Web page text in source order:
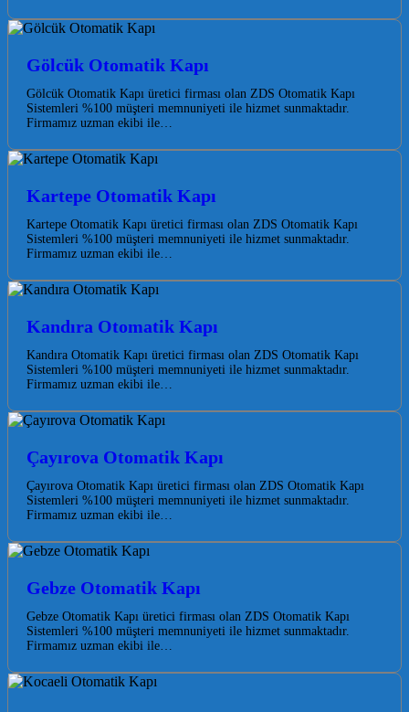
Gölcük Otomatik Kapı
Gölcük Otomatik Kapı üretici firması olan ZDS Otomatik Kapı
Sistemleri %100 müşteri memnuniyeti ile hizmet sunmaktadır.
Firmamız uzman ekibi ile…
Kartepe Otomatik Kapı
Kartepe Otomatik Kapı üretici firması olan ZDS Otomatik Kapı
Sistemleri %100 müşteri memnuniyeti ile hizmet sunmaktadır.
Firmamız uzman ekibi ile…
Kandıra Otomatik Kapı
Kandıra Otomatik Kapı üretici firması olan ZDS Otomatik Kapı
Sistemleri %100 müşteri memnuniyeti ile hizmet sunmaktadır.
Firmamız uzman ekibi ile…
Çayırova Otomatik Kapı
Çayırova Otomatik Kapı üretici firması olan ZDS Otomatik Kapı
Sistemleri %100 müşteri memnuniyeti ile hizmet sunmaktadır.
Firmamız uzman ekibi ile…
Gebze Otomatik Kapı
Gebze Otomatik Kapı üretici firması olan ZDS Otomatik Kapı
Sistemleri %100 müşteri memnuniyeti ile hizmet sunmaktadır.
Firmamız uzman ekibi ile…